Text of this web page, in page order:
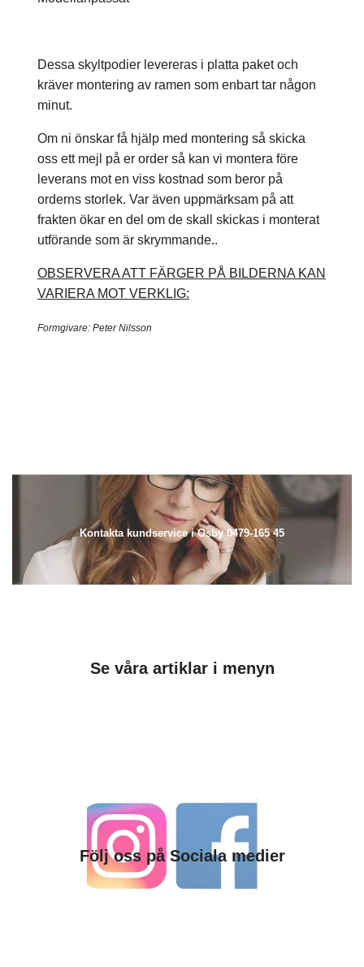
Kontakta kundservice i Osby 0479-165 45
Se våra artiklar i menyn
Följ oss på Sociala medier
Dessa skyltpodier levereras i platta paket och
kräver montering av ramen som enbart tar någon
minut.
Om ni önskar få hjälp med montering så skicka
oss ett mejl på er order så kan vi montera före
leverans mot en viss kostnad som beror på
orderns storlek. Var även uppmärksam på att
frakten ökar en del om de skall skickas i monterat
utförande som är skrymmande..
OBSERVERA ATT FÄRGER PÅ BILDERNA KAN
VARIERA MOT VERKLIG:
Formgivare: Peter Nilsson